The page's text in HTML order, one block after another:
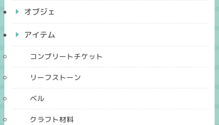
オブジェ
アイテム
コンプリートチケット
リーフストーン
ベル
クラフト材料